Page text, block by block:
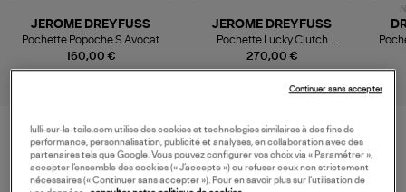
160,00 €
JEROME DREYFUSS
Pochette Popoche S Avocat
270,00 €
JEROME DREYFUSS
Pochette Lucky Clutch
Imprimé Léopard Kaki
VOS DERNIERS PRODUITS VUS
lulli-sur-la-toile.com utilise des cookies et technologies similaires à des fins de
performance, personnalisation, publicité et analyses, en collaboration avec des
partenaires tels que Google. Vous pouvez configurer vos choix via « Paramétrer »,
accepter l’ensemble des cookies (« J’accepte ») ou refuser ceux non strictement
nécessaires (« Continuer sans accepter »). Pour en savoir plus sur l’utilisation de
Continuer sans accepter